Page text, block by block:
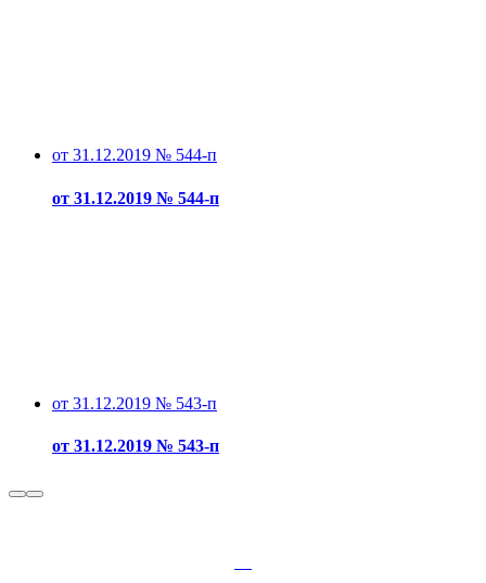
от 31.12.2019 № 544-п
от 31.12.2019 № 544-п
от 31.12.2019 № 543-п
от 31.12.2019 № 543-п